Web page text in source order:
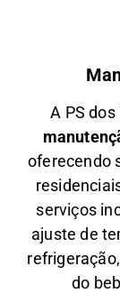
A PS
oferecendo
serviços
ajuste de
do